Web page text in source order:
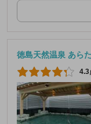
徳島天然温泉 あら
4.3